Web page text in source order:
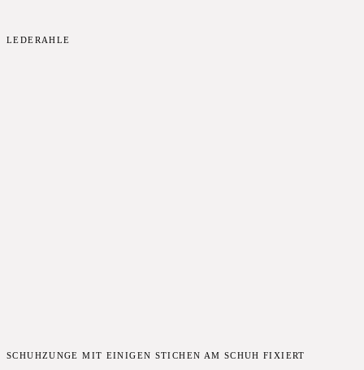
LEDERAHLE
SCHUHZUNGE MIT EINIGEN STICHEN AM SCHUH FIXIERT